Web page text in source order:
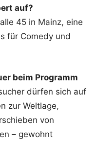
auf?
45 in Mainz, eine
für Comedy und
beim Programm
dürfen sich auf
zur Weltlage,
von
– gewohnt